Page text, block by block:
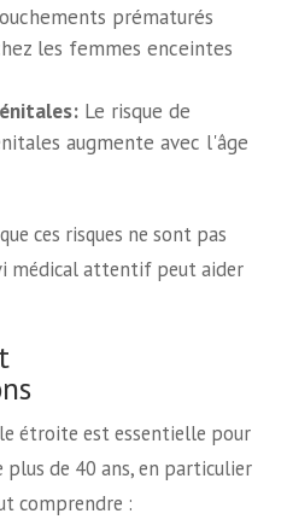
prématurés
les femmes enceintes
Le risque de
augmente avec l'âge
ces risques ne sont pas
médical attentif peut aider
étroite est essentielle pour
plus de 40 ans, en particulier
comprendre :